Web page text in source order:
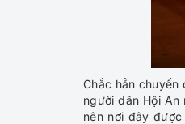
Chắc hẳn chuyến
người dân Hội
nên nơi đây